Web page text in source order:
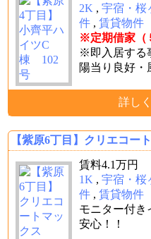
2K ,宇宿・桜
件 ,賃貸物件
※定期借家（
※即入居する
陽当り良好・
詳し
【紫原6丁目】クリエコー
賃料4.1万円
1K ,宇宿・桜
件 ,賃貸物件
モニター付き
安心！！